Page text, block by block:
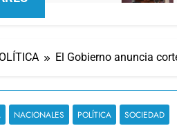
El Gobierno anuncia
NACIONALES POLÍTICA SOCIEDAD